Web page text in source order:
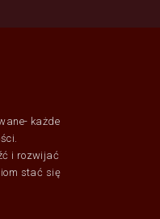
każde
i rozwijać
stać się